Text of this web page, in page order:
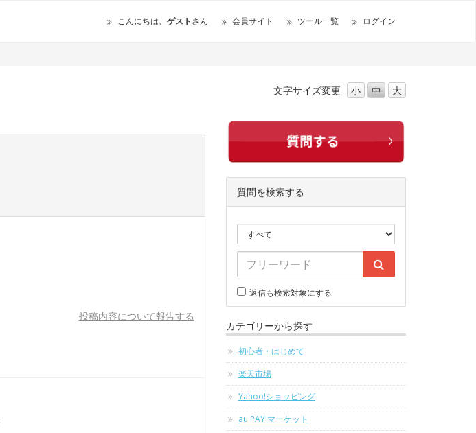
こんにちは、 ゲストさん 会員サイト ツール一覧 ログイン
文字サイズ変更 小 中 大
投稿内容について報告する
質問を検索する
返信も検索対象にする
カテゴリーから探す
初心者・はじめて
楽天市場
Yahoo!ショッピング
au PAY マーケット